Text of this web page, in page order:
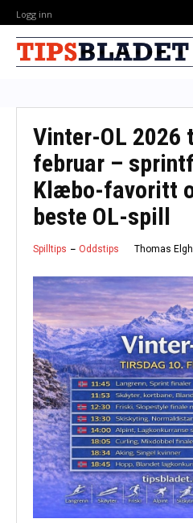
Logg inn
Vinter-OL 2026
februar –
Klæbo-favoritt
beste OL-spill
Spilltips Oddstips Thomas